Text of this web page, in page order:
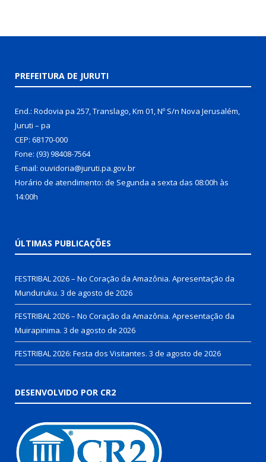
PREFEITURA DE JURUTI
End.: Rodovia pa 257, Translago, Km 01, Nº S/n Nova Jerusalém,
Juruti – pa
CEP: 68170-000
Fone: (93) 98408-7564
E-mail: ouvidoria@juruti.pa.gov.br
Horário de atendimento: de Segunda a sexta das 08:00h às
14:00h
ÚLTIMAS PUBLICAÇÕES
FESTRIBAL 2026 – No Coração da Amazônia. Apresentação da
Munduruku. 3 de agosto de 2026
FESTRIBAL 2026 – No Coração da Amazônia. Apresentação da
Muirapinima. 3 de agosto de 2026
FESTRIBAL 2026: Festa dos Visitantes. 3 de agosto de 2026
DESENVOLVIDO POR CR2